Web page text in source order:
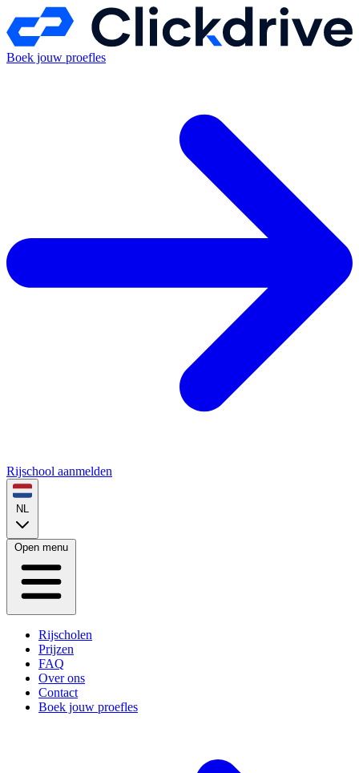
Boek jouw proefles
Rijschool aanmelden
NL
Open menu
Rijscholen
Prijzen
FAQ
Over ons
Contact
Boek jouw proefles